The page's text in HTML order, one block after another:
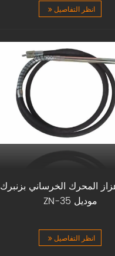
انظر التفاصيل
المحرك الخرساني بزنبرك
موديل ZN-35
انظر التفاصيل